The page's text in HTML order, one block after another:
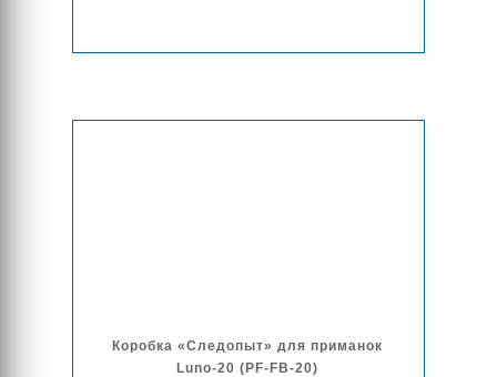
Коробка «Следопыт» для приманок
Luno-20 (PF-FB-20)